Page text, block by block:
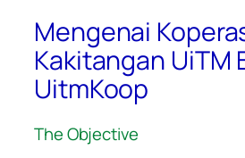
Mengenai
Kakitangan UiTM
UitmKoop
The Objective